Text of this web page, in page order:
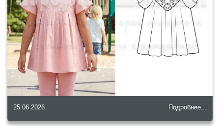
25 06 2026 Подробнее...